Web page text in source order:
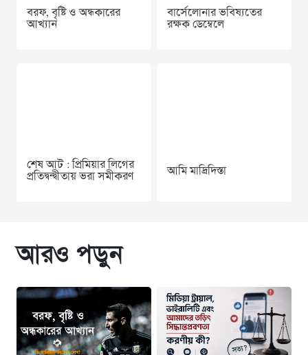
বরফ, বৃষ্টি ও অন্ধকারের
আখ্যান
বার্সেলোনার ভবিষ্যতের
রক্ষক ডেম্বেলে
শেষ আট : প্রিমিয়ার লিগের
প্রতিদ্বন্দ্বীতায় ভরা সমীকরণ
আমি মাদ্রিদিস্তা
আরও পড়ুন